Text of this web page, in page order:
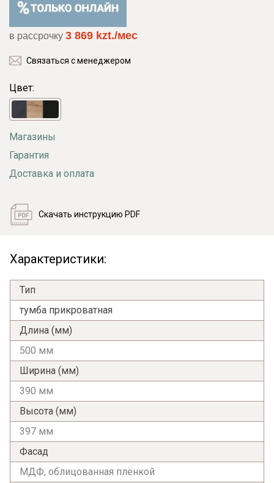
в рассрочку 3 869 kzt./мес
Связаться с менеджером
Цвет:
Магазины
Гарантия
Доставка и оплата
Скачать инструкцию PDF
Характеристики:
Тип
тумба прикроватная
Длина (мм)
500 мм
Ширина (мм)
390 мм
Высота (мм)
397 мм
Фасад
МДФ, облицованная плёнкой